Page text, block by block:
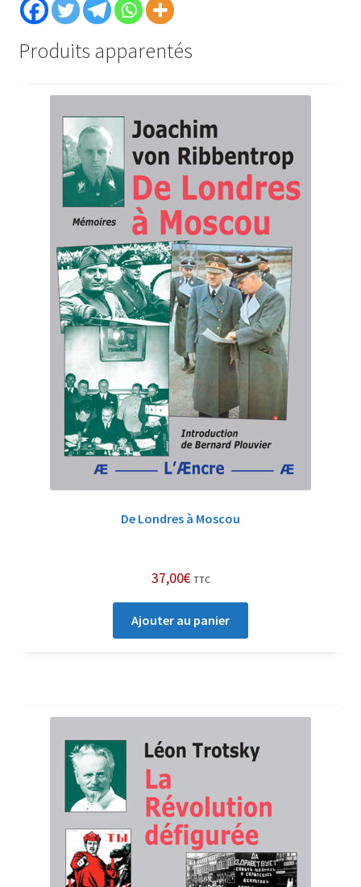
Produits apparentés
De Londres à Moscou
37,00€ TTC
Ajouter au panier